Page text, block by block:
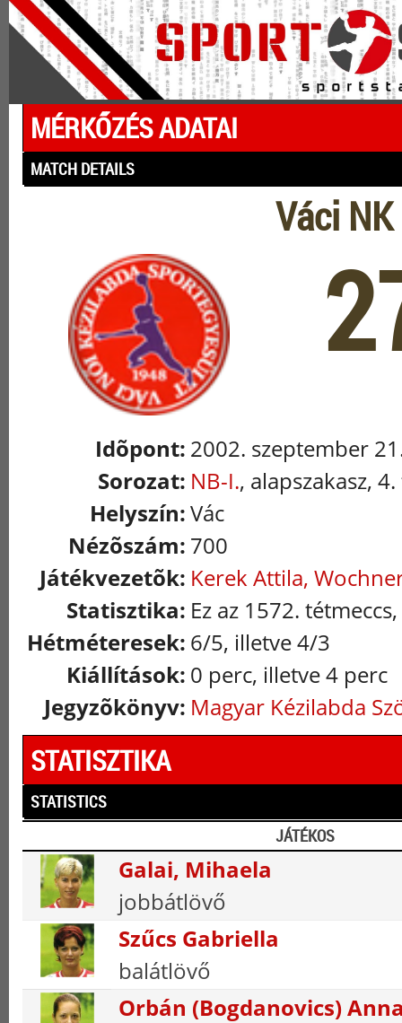
MÉRKŐZÉS ADATAI
MATCH DETAILS
Váci
Idõpont: 2002. szeptember
Sorozat: NB-I., alapszakasz,
Helyszín:Vác
Nézõszám: 700
Játékvezetõk: Kerek Attila,
Statisztika: Ez az 1572.
Hétméteresek: 6/5, illetve 4/3
Kiállítások: 0 perc, illetve 4 perc
Jegyzõkönyv: Magyar Kézilabda
STATISZTIKA
STATISTICS
JÁTÉKOS
Galai, Mihaela
jobbátlövő
Szűcs Gabriella
balátlövő
Orbán (Bogdanovics)